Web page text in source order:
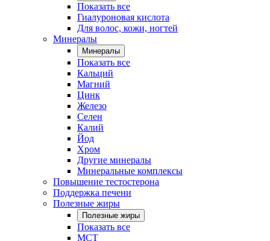
Показать все
Гиалуроновая кислота
Для волос, кожи, ногтей
Минералы
Минералы
Показать все
Кальций
Магний
Цинк
Железо
Селен
Калий
Йод
Хром
Другие минералы
Минеральные комплексы
Повышение тестостерона
Поддержка печени
Полезные жиры
Полезные жиры
Показать все
MCT